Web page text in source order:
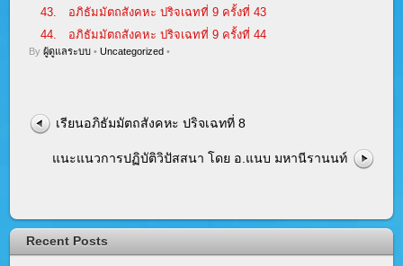
43.
อภิธัมมัตถสังคหะ ปริจเฉทที่ 9 ครั้งที่ 43
44.
อภิธัมมัตถสังคหะ ปริจเฉทที่ 9 ครั้งที่ 44
Byผู้ดูแลระบบ • Uncategorized •
เรียนอภิธัมมัตถสังคหะ ปริจเฉทที่ 8
แนะแนวการปฏิบัติวิปัสสนา โดย อ.แนบ มหานีรานนท์
Recent Posts